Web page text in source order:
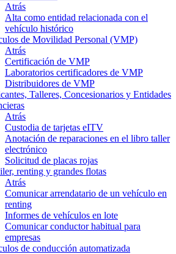
Atrás
Alta como entidad relacionada con el
vehículo histórico
de Movilidad Personal (VMP)
Atrás
Certificación de VMP
Laboratorios certificadores de VMP
Distribuidores de VMP
Talleres, Concesionarios y Entidades
Atrás
Custodia de tarjetas eITV
Anotación de reparaciones en el libro taller
electrónico
Solicitud de placas rojas
renting y grandes flotas
Atrás
Comunicar arrendatario de un vehículo en
renting
Informes de vehículos en lote
Comunicar conductor habitual para
empresas
de conducción automatizada